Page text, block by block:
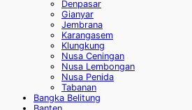
Denpasar
Gianyar
Jembrana
Karangasem
Klungkung
Nusa Ceningan
Nusa Lembongan
Nusa Penida
Tabanan
Bangka Belitung